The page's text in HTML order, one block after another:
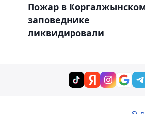
Пожар в
заповеднике
ликвидировали